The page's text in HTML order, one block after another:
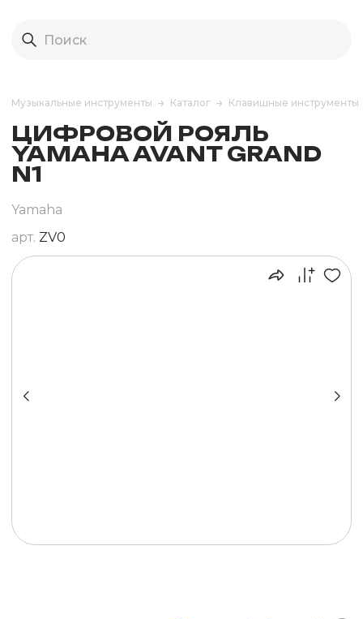
Музыкальные инструменты Каталог Клавишные инструменты
ЦИФРОВОЙ РОЯЛЬ
YAMAHA AVANT GRAND
N1
Yamaha
арт. ZV0